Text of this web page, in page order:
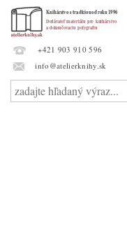
+421 903 910 596
info@atelierknihy.sk